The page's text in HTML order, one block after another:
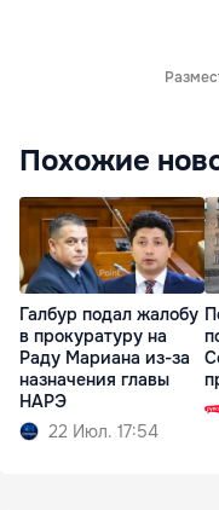
Похожие
Галбур подал жалобу
в прокуратуру на
Раду Мариана из-за
назначения главы
НАРЭ
22 Июл. 17:54